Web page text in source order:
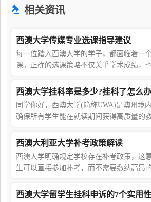
相关资讯
西澳大学传媒专业选课指导建议
每一位踏入西澳大学的学子，都面临着
课。正确的选课策略不仅关乎学术成绩，
由于课程内容的丰富性和实践性，合理
西澳大学挂科率是多少?挂科了怎么
同学你好，西澳大学(简称UWA)是澳州境
确保所有学生能在就读期间获得高质量的
5%-7 5%上下徘徊，具体要视学生就读的专
西澳大利亚大学补考政策解读
西澳大学明确规定学校存在补考政策，这
生可以直接参加补考，而不需要缴纳高昂
本文后，还有其他问题，那么你可以点
西澳大学留学生挂科申诉的7个实用